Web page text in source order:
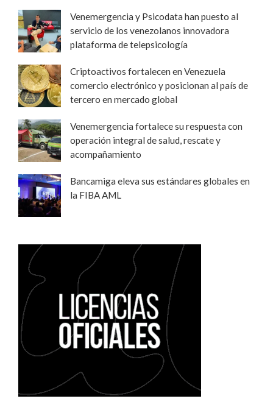
Venemergencia y Psicodata han puesto al
servicio de los venezolanos innovadora
plataforma de telepsicología
Criptoactivos fortalecen en Venezuela
comercio electrónico y posicionan al país de
tercero en mercado global
Venemergencia fortalece su respuesta con
operación integral de salud, rescate y
acompañamiento
Bancamiga eleva sus estándares globales en
la FIBA AML